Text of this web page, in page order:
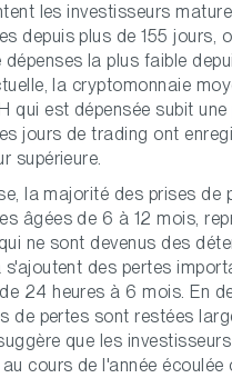
les investisseurs
depuis plus de 155 jours,
dépenses la plus faible
la cryptomonnaie
qui est dépensée subit
jours de trading ont
supérieure.
la majorité des prises de
âgées de 6 à 12 mois,
ne sont devenus des
s'ajoutent des pertes
24 heures à 6 mois. En
de pertes sont restées
que les
cours de l'année écoulée